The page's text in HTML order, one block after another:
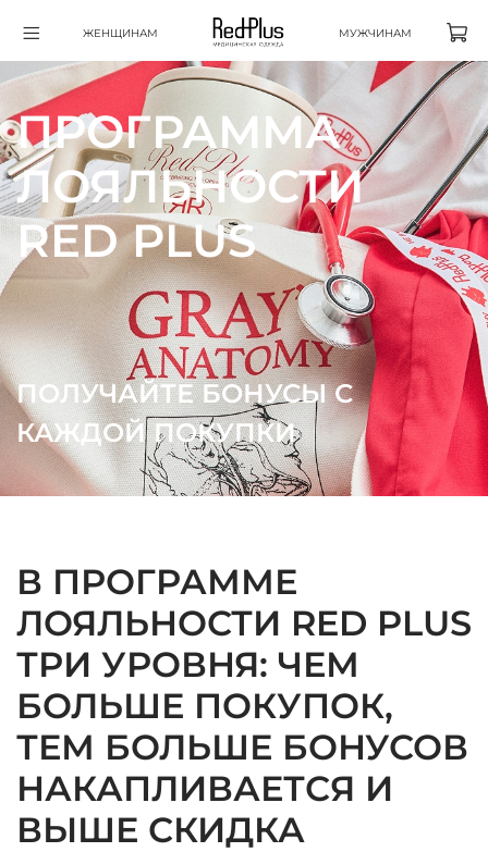
ЖЕНЩИНАМ МУЖЧИНАМ
ПРОГРАММА
ЛОЯЛЬНОСТИ
RED PLUS
ПОЛУЧАЙТЕ БОНУСЫ С
КАЖДОЙ ПОКУПКИ
В ПРОГРАММЕ
ЛОЯЛЬНОСТИ RED PLUS
ТРИ УРОВНЯ: ЧЕМ
БОЛЬШЕ ПОКУПОК,
ТЕМ БОЛЬШЕ БОНУСОВ
НАКАПЛИВАЕТСЯ И
ВЫШЕ СКИДКА